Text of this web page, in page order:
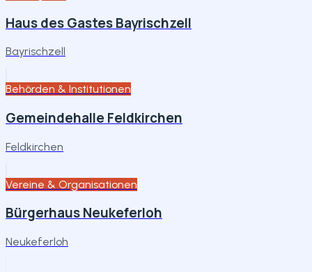
Haus des Gastes Bayrischzell
Bayrischzell
Behörden & Institutionen
Gemeindehalle Feldkirchen
Feldkirchen
Vereine & Organisationen
Bürgerhaus Neukeferloh
Neukeferloh